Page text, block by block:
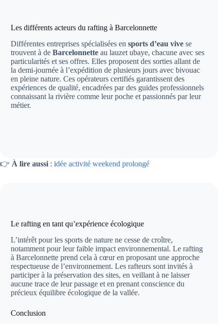
Les différents acteurs du rafting à Barcelonnette
Différentes entreprises spécialisées ensports d’eau vive se
trouvent à deBarcelonnette au lauzet ubaye, chacune avec ses
particularités et ses offres. Elles proposent des sorties allant de
la demi-journée à l’expédition de plusieurs jours avec bivouac
en pleine nature. Ces opérateurs certifiés garantissent des
expériences de qualité, encadrées par des guides professionnels
connaissant la rivière comme leur poche et passionnés par leur
métier.
👉 À lire aussi : idée activité weekend prolongé
Le rafting en tant qu’expérience écologique
L’intérêt pour les sports de nature ne cesse de croître,
notamment pour leur faible impact environnemental. Le rafting
à Barcelonnette prend cela à cœur en proposant une approche
respectueuse de l’environnement. Les rafteurs sont invités à
participer à la préservation des sites, en veillant à ne laisser
aucune trace de leur passage et en prenant conscience du
précieux équilibre écologique de la vallée.
Conclusion